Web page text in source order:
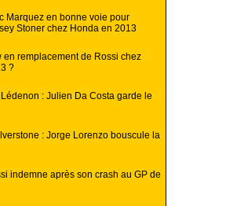
Marquez en bonne voie pour
Stoner chez Honda en 2013
en remplacement de Rossi chez
?
: Julien Da Costa garde le
: Jorge Lorenzo bouscule la
indemne après son crash au GP de